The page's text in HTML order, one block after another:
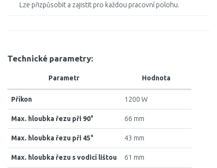
Lze přizpůsobit a zajistit pro každou pracovní polohu.
Technické parametry:
Parametr Hodnota
Příkon 1200 W
Max. hloubka řezu při 90° 66 mm
Max. hloubka řezu při 45° 43 mm
Max. hloubka řezu s vodicí lištou 61 mm